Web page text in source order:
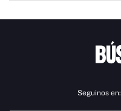
Seguinos en: